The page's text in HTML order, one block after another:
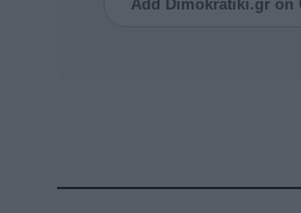
Add Dimokratiki.gr on